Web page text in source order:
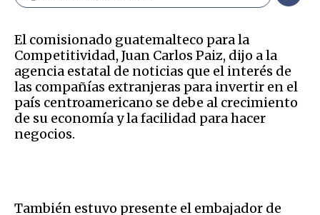
El comisionado guatemalteco para la
Competitividad, Juan Carlos Paiz, dijo a la
agencia estatal de noticias que el interés de
las compañías extranjeras para invertir en el
país centroamericano se debe al crecimiento
de su economía y la facilidad para hacer
negocios.
También estuvo presente el embajador de